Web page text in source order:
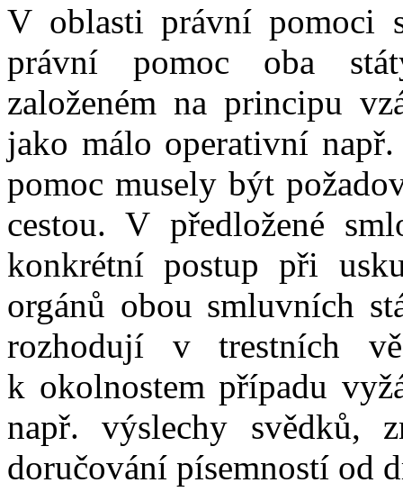
V oblasti právní pomoci
právní pomoc oba
založeném na principu
jako málo operativní
pomoc musely být
cestou. V předložené
konkrétní postup při
orgánů obou smluvních
rozhodují v trestních
k okolnostem případu
např. výslechy svědků,
doručování písemností od